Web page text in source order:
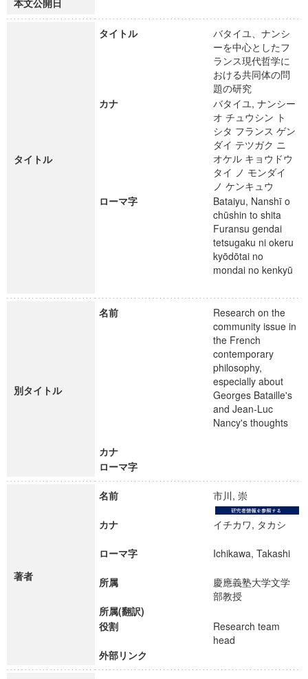
本文公開日
タイトル
タイトル
バタイユ、ナンシ
ーを中心としたフ
ランス現代哲学に
おける共同体の問
題の研究
カナ
バタイユ, ナンシー
オ チュウシン ト
シタ フランス ゲン
ダイ テツガク ニ
オケル キョウドウ
タイ ノ モンダイ
ノ ケンキュウ
ローマ字
Bataiyu, Nanshī o
chūshin to shita
Furansu gendai
tetsugaku ni okeru
kyōdōtai no
mondai no kenkyū
別タイトル
名前
Research on the
community issue in
the French
contemporary
philosophy,
especially about
Georges Bataille's
and Jean-Luc
Nancy's thoughts
カナ
ローマ字
著者
名前 市川, 崇
カナ イチカワ, タカシ
ローマ字 Ichikawa, Takashi
所属
慶應義塾大学文学
部教授
所属(翻訳)
役割
Research team
head
外部リンク